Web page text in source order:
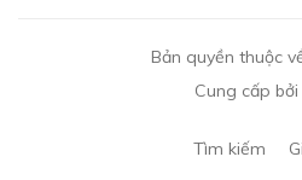
Bản quyền thuộc
Cung cấp bởi
Tìm kiếm